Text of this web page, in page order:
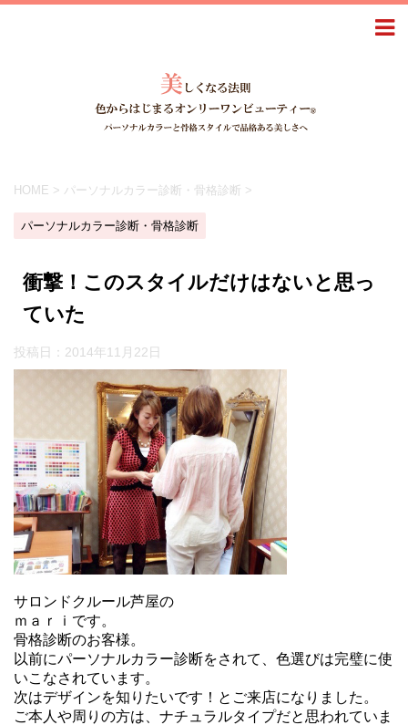
HOME > パーソナルカラー診断・骨格診断 >
パーソナルカラー診断・骨格診断
衝撃！このスタイルだけはないと思っ
ていた
投稿日： 2014年11月22日
サロンドクルール芦屋の
ｍａｒｉです。
骨格診断のお客様。
以前にパーソナルカラー診断をされて、色選びは完璧に使
いこなされています。
次はデザインを知りたいです！とご来店になりました。
ご本人や周りの方は、ナチュラルタイプだと思われていま